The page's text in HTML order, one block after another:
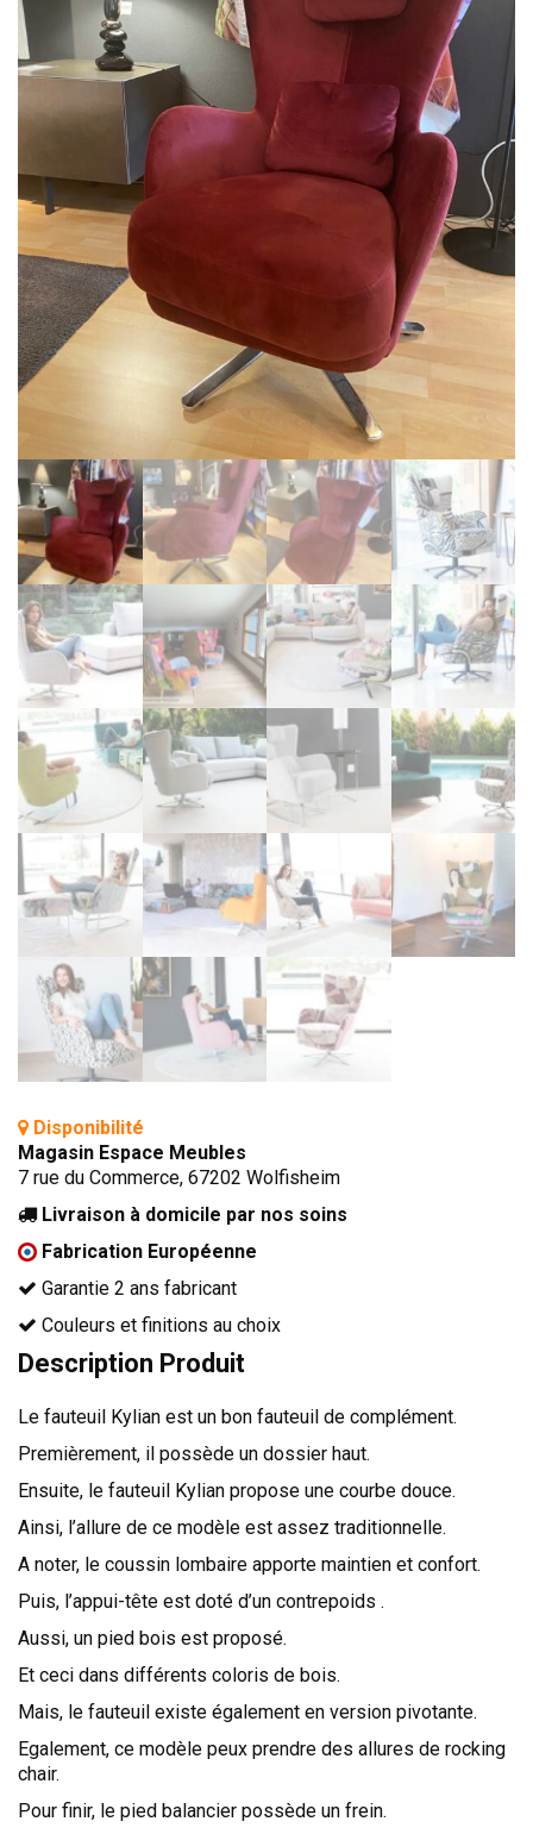
BIBLIOTHÈQUE
TABLE BASSE
FAUTEUILS
CANAPÉS
SALLES À MANGER
CHAISES
TABLES
BAHUT
LITERIE
CONVERTIBLE
LITS RELEVABLES
CADRES DE LIT
TÊTES DE LITS
LITS FIXES
MEUBLES DE COMPLÉMENT
TAPIS
MIROIRS
PETITS MEUBLES
AMÉNAGEMENTS SUR MESURE
AGENCEMENTS INTÉRIEURS
DESIGN
CONTEMPORAIN
CHAMBRES COMPLÈTES
Disponibilité
Magasin Espace Meubles
7 rue du Commerce, 67202 Wolfisheim
Livraison à domicile par nos soins
Fabrication Européenne
Garantie 2 ans fabricant
Couleurs et finitions au choix
Description Produit
Le fauteuil Kylian est un bon fauteuil de complément.
Premièrement, il possède un dossier haut.
Ensuite, le fauteuil Kylian propose une courbe douce.
Ainsi, l’allure de ce modèle est assez traditionnelle.
A noter, le coussin lombaire apporte maintien et confort.
Puis, l’appui-tête est doté d’un contrepoids .
Aussi, un pied bois est proposé.
Et ceci dans différents coloris de bois.
Mais, le fauteuil existe également en version pivotante.
Egalement, ce modèle peux prendre des allures de rocking
chair.
Pour finir, le pied balancier possède un frein.